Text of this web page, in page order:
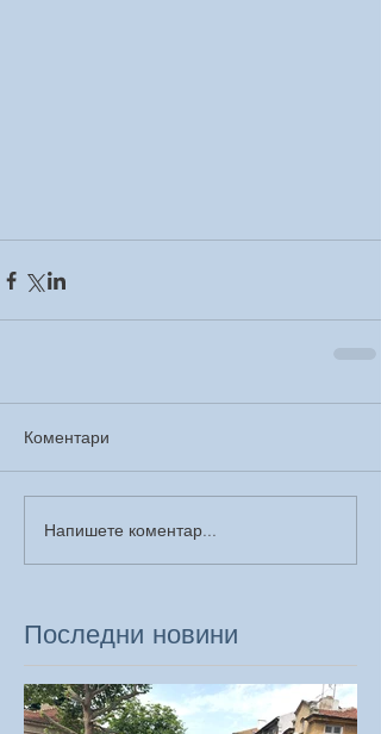
Коментари
Напишете коментар...
Последни новини